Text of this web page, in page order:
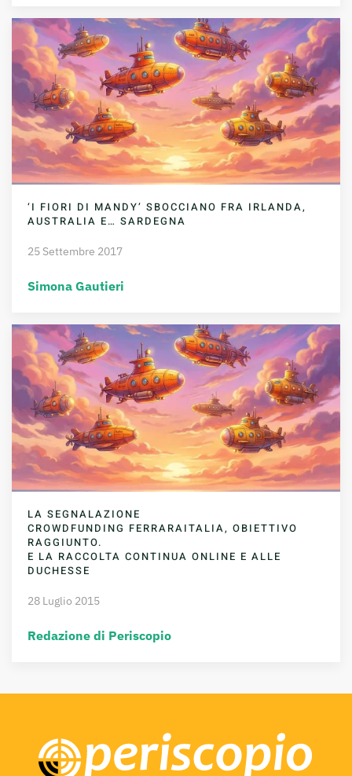
‘I FIORI DI MANDY’ SBOCCIANO FRA IRLANDA,
AUSTRALIA E… SARDEGNA
25 Settembre 2017
Simona Gautieri
LA SEGNALAZIONE
CROWDFUNDING FERRARAITALIA, OBIETTIVO
RAGGIUNTO.
E LA RACCOLTA CONTINUA ONLINE E ALLE
DUCHESSE
28 Luglio 2015
Redazione di Periscopio